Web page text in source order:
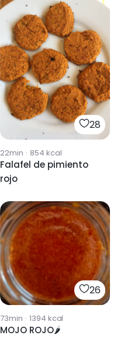
28
22min · 854 kcal
Falafel de pimiento
rojo
26
73min · 1394 kcal
MOJO ROJO🌶